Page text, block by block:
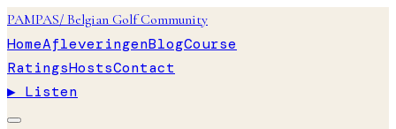
PAMPAS/ Belgian Golf Community
HomeAfleveringenBlogCourse
RatingsHostsContact
▶ Listen